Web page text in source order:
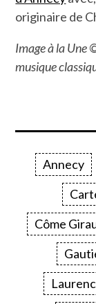
originaire de
Image à la Une
musique
Annecy
Côme